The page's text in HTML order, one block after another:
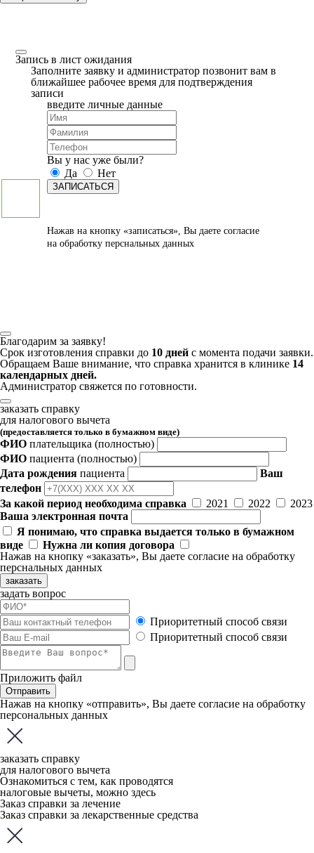
Запись в лист ожидания
Заполните заявку и администратор позвонит вам в
ближайшее рабочее время для подтверждения
записи
введите личные данные
Вы у нас уже были?
Да
Нет
ЗАПИСАТЬСЯ
Нажав на кнопку «записаться», Вы даете согласие
на обработку перснальных данных
Благодарим за заявку!
Срок изготовления справки до 10 дней с момента подачи заявки.
Обращаем Ваше внимание, что справка хранится в клинике 14
календарных дней.
Администратор свяжется по готовности.
заказать справку
для налогового вычета
(предоставляется только в бумажном виде)
ФИО плательщика (полностью)
ФИО пациента (полностью)
Дата рождения пациента
Ваш
телефон
За какой период необходима справка
2021 2022
2023
Ваша электронная почта
Я понимаю, что справка выдается только в бумажном
виде
Нужна ли копия договора
Нажав на кнопку «заказать», Вы даете согласие на обработку
перснальных данных
заказать
задать вопрос
Приоритетный способ связи
Приоритетный способ связи
Приложить файл
Отправить
Нажав на кнопку «отправить», Вы даете согласие на обработку
персональных данных
заказать справку
для налогового вычета
Ознакомиться с тем, как проводятся
налоговые вычеты, можно здесь
Заказ справки за лечение
Заказ справки за лекарственные средства